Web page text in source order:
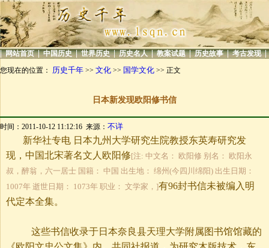
| 网站首页 | 中国历史 | 世界历史 | 历史名人 | 教案试题 | 历史故事 | 考古发现 |
您现在的位置： 历史千年 >> 文化 >> 国学文化 >> 正文
日本新发现欧阳修书信
时间：2011-10-12 11:12:16 来源： 不详
新华社专电 日本九州大学研究生院教授东英寿研究发
现，中国北宋著名文人欧阳修[注: 中文名： 欧阳修 别名： 欧阳永
叔，醉翁，六一居士 国籍： 中国 出生地： 绵州(今四川绵阳) 出生日期：
1007年 逝世日期： 1073年 职业： 文学家，]有96封书信未被编入明
代定本全集。
这些书信收录于日本奈良县天理大学附属图书馆馆藏的